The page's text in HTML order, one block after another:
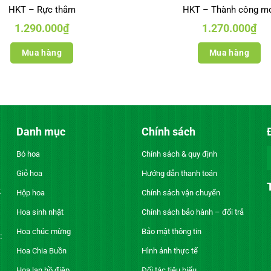
HKT – Rực thắm
1.290.000₫
Mua hàng
HKT – Thành công
1.270.000₫
Mua hàng
Danh mục
Bó hoa
Giỏ hoa
Hộp hoa
Hoa sinh nhật
Hoa chúc mừng
Hoa Chia Buồn
Chính sách
Chính sách & quy định
Hướng dẫn thanh toán
Chính sách vận chuyển
Chính sách bảo hành – đổi trả
Bảo mật thông tin
Hình ảnh thực tế